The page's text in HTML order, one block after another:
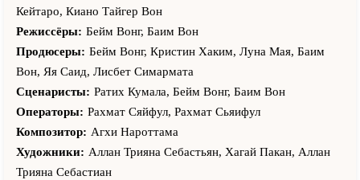
Кейтаро, Киано Тайгер Вон
Режиссёры: Бейм Вонг, Баим Вон
Продюсеры: Бейм Вонг, Кристин Хаким, Луна Мая, Баим
Вон, Яя Саид, Лисбет Симармата
Сценаристы: Ратих Кумала, Бейм Вонг, Баим Вон
Операторы: Рахмат Сяйфул, Рахмат Сьяифул
Композитор: Агхи Нароттама
Художники: Аллан Трияна Себастьян, Хагай Пакан, Аллан
Трияна Себастиан